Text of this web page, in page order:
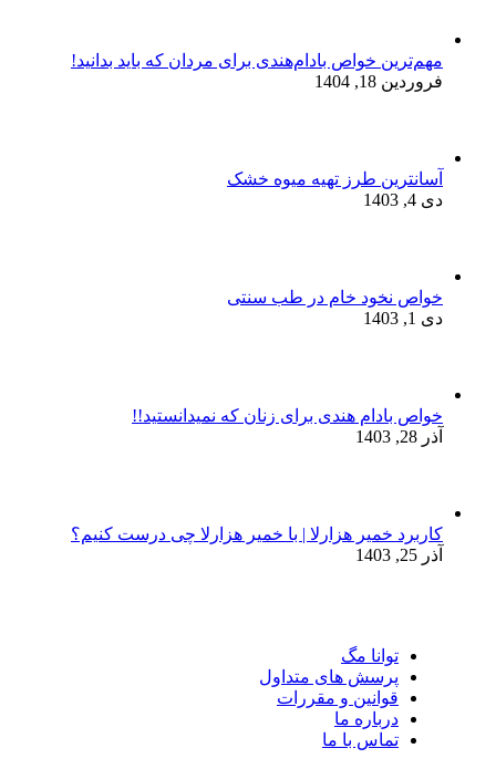
مهم‌ترین خواص بادام‌هندی برای مردان که باید بدانید!
فروردین 18, 1404
آسانترین طرز تهیه میوه خشک
دی 4, 1403
خواص نخود خام در طب سنتی
دی 1, 1403
خواص بادام هندی برای زنان که نمیدانستید!!
آذر 28, 1403
کاربرد خمیر هزارلا | با خمیر هزارلا چی درست کنیم؟
آذر 25, 1403
توانا مگ
پرسش های متداول
قوانین و مقررات
درباره ما
تماس با ما